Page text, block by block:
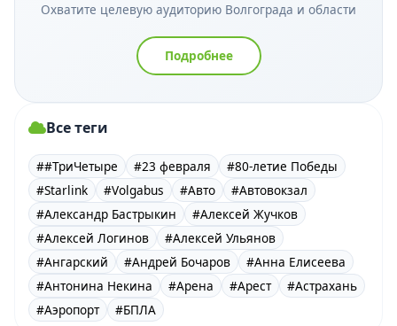
Охватите целевую аудиторию Волгограда и области
Подробнее
Все теги
##ТриЧетыре #23 февраля
#80-летие Победы
#Starlink
#Volgabus #Авто
#Автовокзал
#Александр Бастрыкин
#Алексей Жучков
#Алексей Логинов
#Алексей Ульянов
#Ангарский
#Андрей Бочаров
#Анна Елисеева
#Антонина Некина
#Арена #Арест
#Астрахань
#Аэропорт
#БПЛА